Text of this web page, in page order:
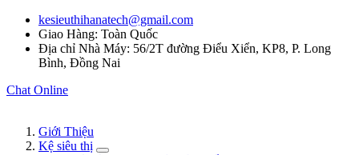
kesieuthihanatech@gmail.com
Giao Hàng: Toàn Quốc
Địa chỉ Nhà Máy: 56/2T đường Điểu Xiển, KP8, P. Long
Bình, Đồng Nai
Chat Online
Giới Thiệu
Kệ siêu thị